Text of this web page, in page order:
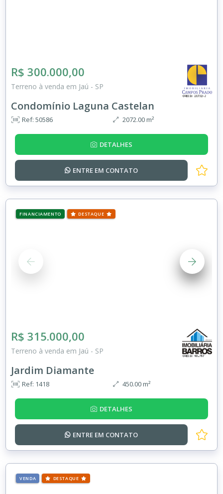
R$ 300.000,00
Terreno à venda em Jaú - SP
Condomínio Laguna Castelan
Ref: 50586 2072.00 m²
DETALHES
ENTRE EM CONTATO
FINANCIAMENTO DESTAQUE
R$ 315.000,00
Terreno à venda em Jaú - SP
Jardim Diamante
Ref: 1418 450.00 m²
DETALHES
ENTRE EM CONTATO
VENDA DESTAQUE